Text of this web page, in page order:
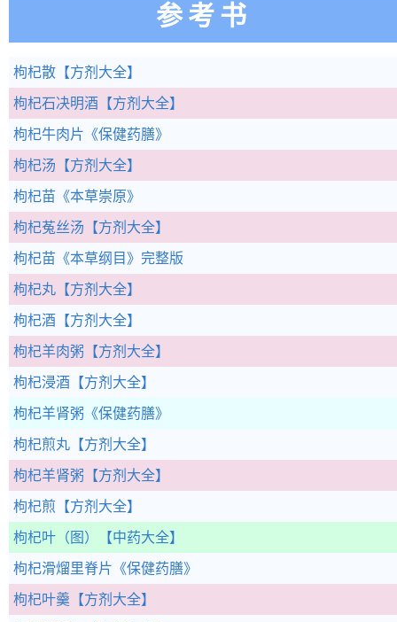
参考书
枸杞散 【方剂大全】
枸杞石决明酒 【方剂大全】
枸杞牛肉片 《保健药膳》
枸杞汤 【方剂大全】
枸杞苗 《本草崇原》
枸杞菟丝汤 【方剂大全】
枸杞苗 《本草纲目》完整版
枸杞丸 【方剂大全】
枸杞酒 【方剂大全】
枸杞羊肉粥 【方剂大全】
枸杞浸酒 【方剂大全】
枸杞羊肾粥 《保健药膳》
枸杞煎丸 【方剂大全】
枸杞羊肾粥 【方剂大全】
枸杞煎 【方剂大全】
枸杞叶（图） 【中药大全】
枸杞滑熘里脊片 《保健药膳》
枸杞叶羹 【方剂大全】